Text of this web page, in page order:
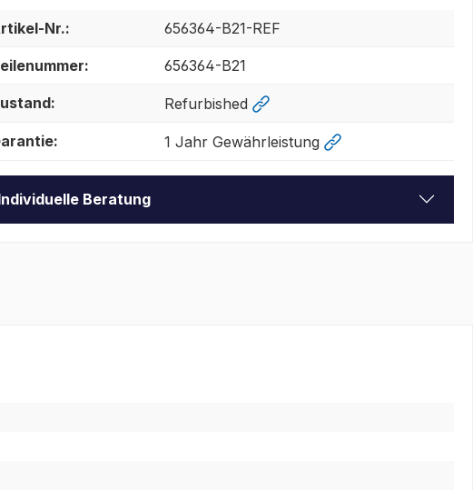
Nr.: 656364-B21-REF
656364-B21
Refurbished
1 Jahr Gewährleistung
Beratung